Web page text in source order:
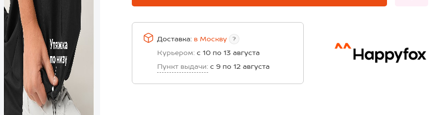
Доставка: в Москву ?
Курьером: с 10 по 13 августа
Пункт выдачи: с 9 по 12 августа